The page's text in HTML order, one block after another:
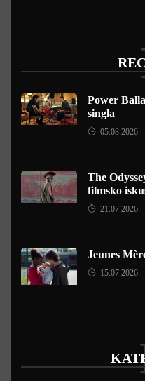
Power
singla
05.08.2026.
The
filmsko
21.07.2026.
Jeunes
15.07.2026.